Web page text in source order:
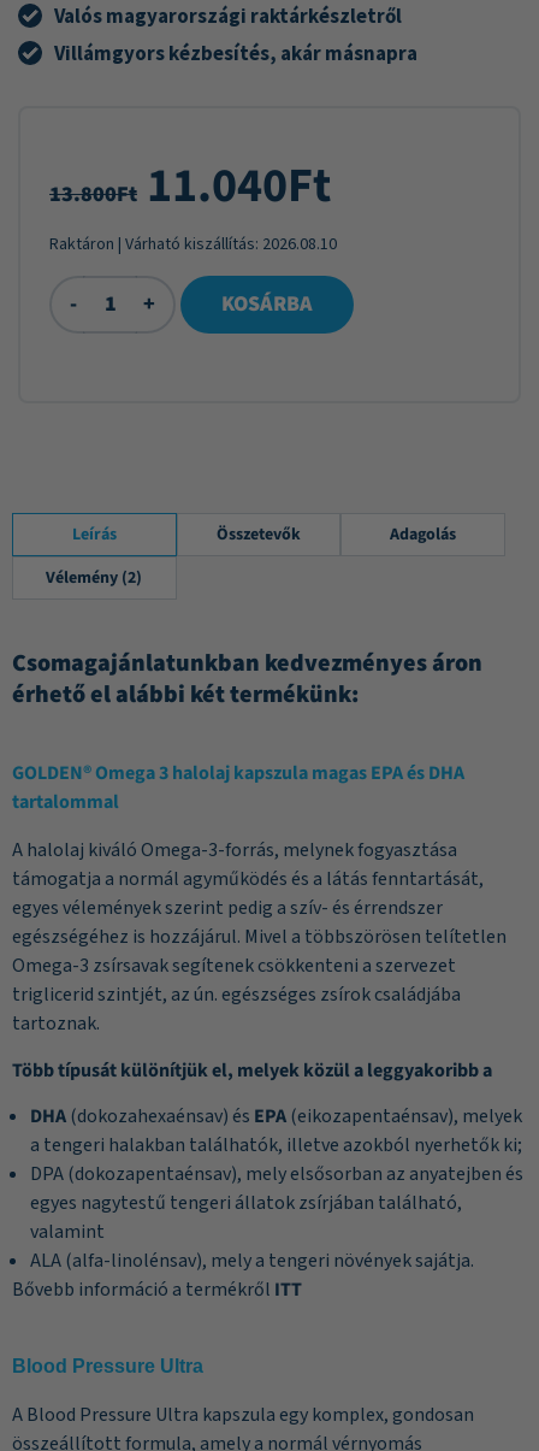
Valós magyarországi raktárkészletről
Villámgyors kézbesítés, akár másnapra
13.800Ft 11.040Ft
Raktáron | Várható kiszállítás: 2026.08.10
- + KOSÁRBA
Leírás Összetevők
Adagolás
Vélemény (2)
Csomagajánlatunkban kedvezményes áron
érhető el alábbi két termékünk:
GOLDEN® Omega 3 halolaj kapszula magas EPA és DHA
tartalommal
A halolaj kiváló Omega-3-forrás, melynek fogyasztása
támogatja a normál agyműködés és a látás fenntartását,
egyes vélemények szerint pedig a szív- és érrendszer
egészségéhez is hozzájárul. Mivel a többszörösen telítetlen
Omega-3 zsírsavaksegítenek csökkenteni a szervezet
triglicerid szintjét, az ún. egészséges zsírok családjába
tartoznak.
Több típusát különítjük el, melyek közül a leggyakoribb a
DHA(dokozahexaénsav) és EPA(eikozapentaénsav), melyek
a tengeri halakban találhatók, illetve azokból nyerhetők ki;
DPA (dokozapentaénsav), mely elsősorban az anyatejben és
egyes nagytestű tengeri állatok zsírjában található,
valamint
ALA (alfa-linolénsav), mely a tengeri növények sajátja.
Bővebb információ a termékről ITT
Blood Pressure Ultra
A Blood Pressure Ultra kapszula egy komplex, gondosan
összeállított formula, amely a normál vérnyomás